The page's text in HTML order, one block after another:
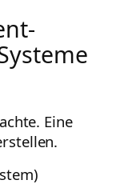
Eine